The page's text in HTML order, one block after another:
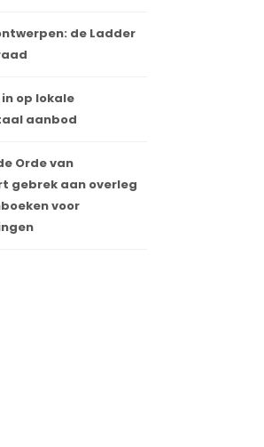
de Ladder
op lokale
aanbod
Orde van
gebrek aan overleg
voor